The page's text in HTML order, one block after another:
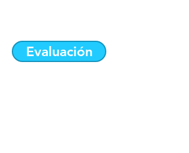
Evaluación